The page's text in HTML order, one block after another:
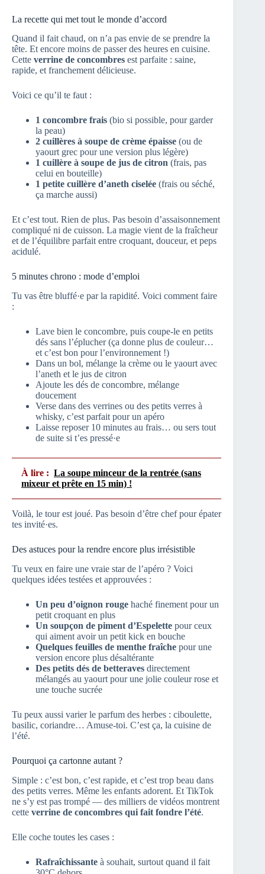
La recette qui met tout le monde d’accord
Quand il fait chaud, on n’a pas envie de se prendre la
tête. Et encore moins de passer des heures en cuisine.
Cette verrine de concombres est parfaite : saine,
rapide, et franchement délicieuse.
Voici ce qu’il te faut :
1 concombre frais (bio si possible, pour garder
la peau)
2 cuillères à soupe de crème épaisse (ou de
yaourt grec pour une version plus légère)
1 cuillère à soupe de jus de citron (frais, pas
celui en bouteille)
1 petite cuillère d’aneth ciselée (frais ou séché,
ça marche aussi)
Et c’est tout. Rien de plus. Pas besoin d’assaisonnement
compliqué ni de cuisson. La magie vient de la fraîcheur
et de l’équilibre parfait entre croquant, douceur, et peps
acidulé.
5 minutes chrono : mode d’emploi
Tu vas être bluffé·e par la rapidité. Voici comment faire
:
Lave bien le concombre, puis coupe-le en petits
dés sans l’éplucher (ça donne plus de couleur…
et c’est bon pour l’environnement !)
Dans un bol, mélange la crème ou le yaourt avec
l’aneth et le jus de citron
Ajoute les dés de concombre, mélange
doucement
Verse dans des verrines ou des petits verres à
whisky, c’est parfait pour un apéro
Laisse reposer 10 minutes au frais… ou sers tout
de suite si t’es pressé·e
À lire : La soupe minceur de la rentrée (sans
mixeur et prête en 15 min) !
Voilà, le tour est joué. Pas besoin d’être chef pour épater
tes invité·es.
Des astuces pour la rendre encore plus irrésistible
Tu veux en faire une vraie star de l’apéro ? Voici
quelques idées testées et approuvées :
Un peu d’oignon rouge haché finement pour un
petit croquant en plus
Un soupçon de piment d’Espelette pour ceux
qui aiment avoir un petit kick en bouche
Quelques feuilles de menthe fraîche pour une
version encore plus désaltérante
Des petits dés de betteraves directement
mélangés au yaourt pour une jolie couleur rose et
une touche sucrée
Tu peux aussi varier le parfum des herbes : ciboulette,
basilic, coriandre… Amuse-toi. C’est ça, la cuisine de
l’été.
Pourquoi ça cartonne autant ?
Simple : c’est bon, c’est rapide, et c’est trop beau dans
des petits verres. Même les enfants adorent. Et TikTok
ne s’y est pas trompé — des milliers de vidéos montrent
cette verrine de concombres qui fait fondre l’été.
Elle coche toutes les cases :
Rafraîchissante à souhait, surtout quand il fait